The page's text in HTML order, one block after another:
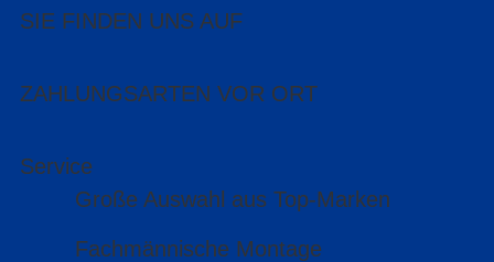
SIE FINDEN UNS AUF
ZAHLUNGSARTEN VOR ORT
Service
Große Auswahl aus Top-Marken
Fachmännische Montage